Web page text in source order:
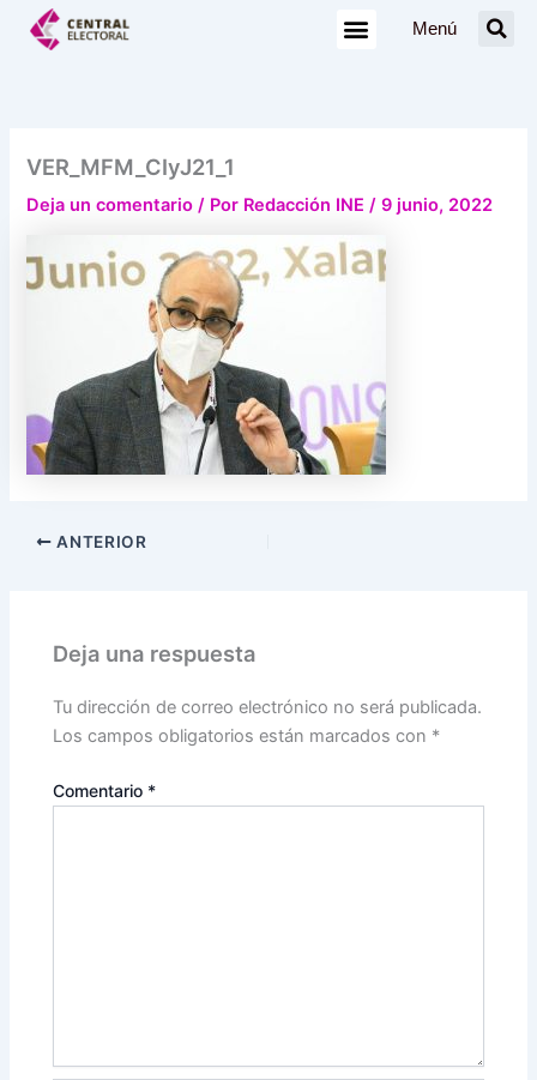
Menú
VER_MFM_CIyJ21_1
Deja un comentario / Por Redacción INE/9 junio, 2022
ANTERIOR
Deja una respuesta
Tu dirección de correo electrónico no será publicada.
Los campos obligatorios están marcados con *
Comentario *